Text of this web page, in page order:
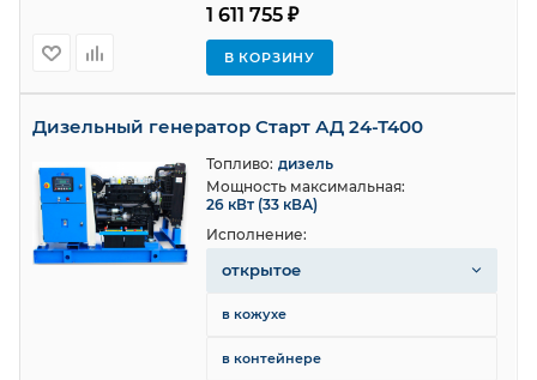
1 611 755 ₽
В КОРЗИНУ
Дизельный генератор Старт АД 24-Т400
Топливо: дизель
Мощность максимальная:
26 кВт (33 кВА)
Исполнение:
открытое
в кожухе
в контейнере